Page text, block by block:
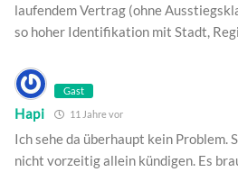
laufendem Vertrag (ohne
so hoher Identifikation mit Stadt,
Gast
Hapi 11 Jahre vor
Ich sehe da überhaupt kein Problem.
nicht vorzeitig allein kündigen. Es